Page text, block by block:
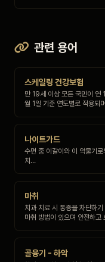
관련 용어
스케일링 건강보험
만 19세 이상 모든 국민이 연
월 1일 기준 연도별로 적용되
나이트가드
수면 중 이갈이와 이 악물기
치…
마취
치과 치료 시 통증을 차단하
마취 방법이 있으며 안전하
골융기 - 하악